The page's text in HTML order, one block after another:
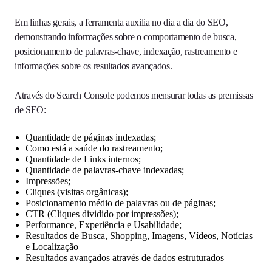
Em linhas gerais, a ferramenta auxilia no dia a dia do SEO,
demonstrando informações sobre o comportamento de busca,
posicionamento de palavras-chave, indexação, rastreamento e
informações sobre os resultados avançados.
Através do Search Console podemos mensurar todas as premissas
de SEO:
Quantidade de páginas indexadas;
Como está a saúde do rastreamento;
Quantidade de Links internos;
Quantidade de palavras-chave indexadas;
Impressões;
Cliques (visitas orgânicas);
Posicionamento médio de palavras ou de páginas;
CTR (Cliques dividido por impressões);
Performance, Experiência e Usabilidade;
Resultados de Busca, Shopping, Imagens, Vídeos, Notícias
e Localização
Resultados avançados através de dados estruturados